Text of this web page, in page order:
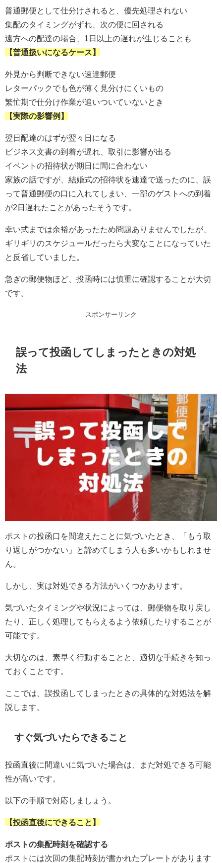
普通郵便として仕分けされると、優先処理されない
集配のタイミングがずれ、次の便に回される
遠方への配達の場合、1日以上の遅れが生じることも
【普通扱いになるケース】
外見から判断できない速達郵便
レターパックでも色が薄く見分けにくいもの
繁忙期で仕分け作業が追いついていないとき
【実際の影響例】
翌日配達のはずが翌々日になる
ビジネス文書の到着が遅れ、取引に影響が出る
イベントの招待状が期日に間に合わない
家族の話ですが、結婚式の招待状を速達で送ったのに、誤
って普通郵便の口に入れてしまい、一部のゲストへの到着
が2日遅れたことがあったそうです。
幸い式までは余裕があったため問題ありませんでしたが、
ギリギリのスケジュールだったら大変なことになっていた
と反省していました。
急ぎの郵便物ほど、投函時には慎重に確認することが大切
です。
スポンサーリンク
誤って投函してしまったときの対処
法
ポストの投函口を間違えたことに気づいたとき、「もう取
り返しがつかない」と諦めてしまう人も多いかもしれませ
ん。
しかし、実は対処できる方法がいくつかあります。
気づいたタイミングや状況によっては、郵便物を取り戻し
たり、正しく処理してもらえるよう依頼したりすることが
可能です。
大切なのは、素早く行動することと、適切な手続きを知っ
ておくことです。
ここでは、誤投函してしまったときの具体的な対処法を解
説します。
すぐ気づいたらできること
投函直後に間違いに気づいた場合は、まだ対処できる可能
性が高いです。
以下の手順で対応しましょう。
【投函直後にできること】
ポストの集配時刻を確認する
ポストには次回の集配時刻が書かれたプレートがあります